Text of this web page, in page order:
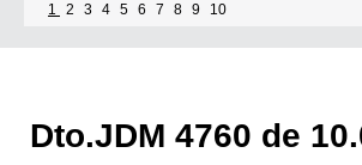
1 2 3 4 5 6 7 8 9 10
Dto.JDM 4760 de